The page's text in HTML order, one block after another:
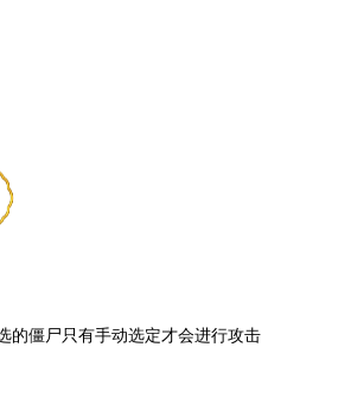
的僵尸只有手动选定才会进行攻击